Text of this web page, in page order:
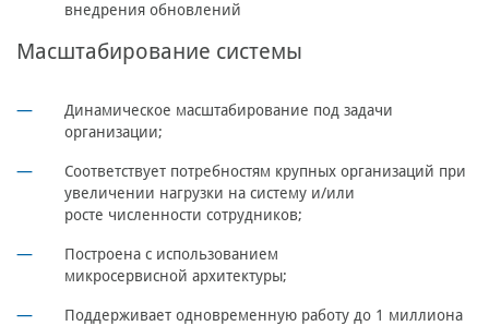
внедрения обновлений
Масштабирование системы
Динамическое масштабирование под задачи
организации;
Соответствует потребностям крупных организаций при
увеличении нагрузки на систему и/или
росте численности сотрудников;
Построена с использованием
микросервисной архитектуры;
Поддерживает одновременную работу до 1 миллиона